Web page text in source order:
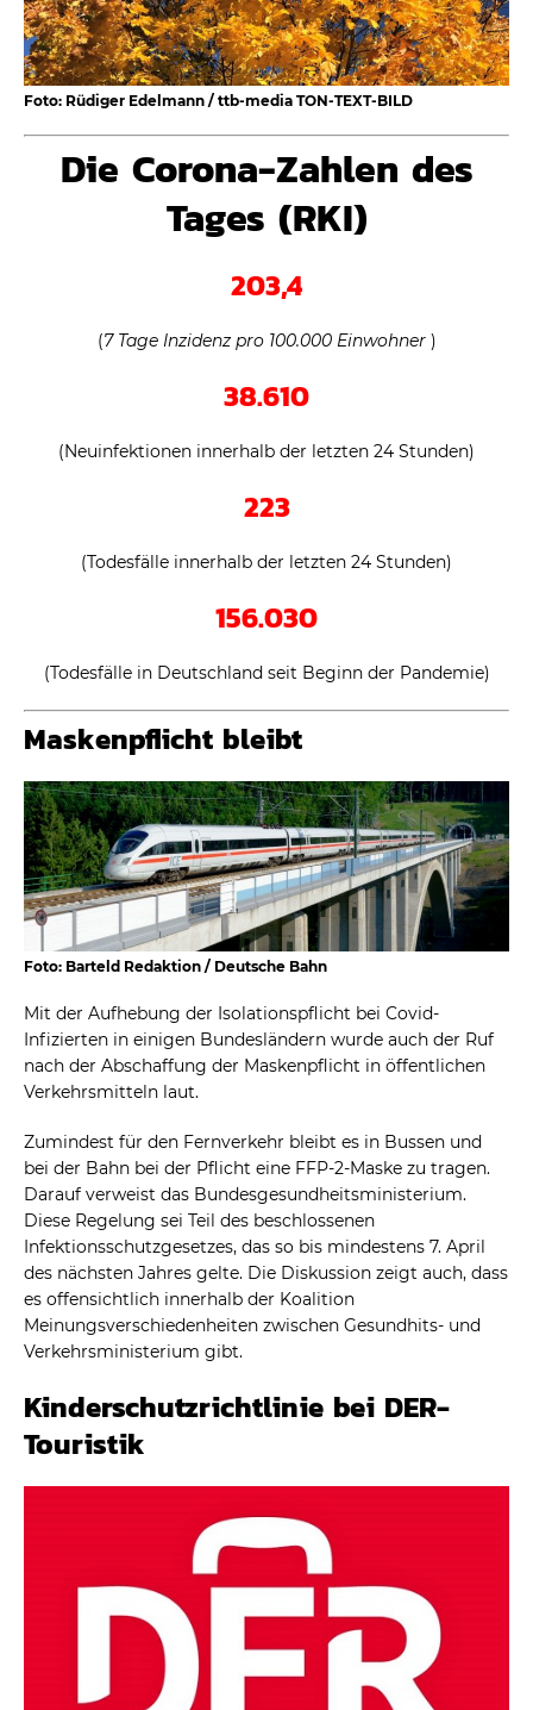
Foto: Rüdiger Edelmann / ttb-media TON-TEXT-BILD
Die Corona-Zahlen des
Tages (RKI)
203,4
(7 Tage Inzidenz pro 100.000 Einwohner )
38.610
(Neuinfektionen innerhalb der letzten 24 Stunden)
223
(Todesfälle innerhalb der letzten 24 Stunden)
156.030
(Todesfälle in Deutschland seit Beginn der Pandemie)
Maskenpflicht bleibt
Foto: Barteld Redaktion / Deutsche Bahn
Mit der Aufhebung der Isolationspflicht bei Covid-
Infizierten in einigen Bundesländern wurde auch der Ruf
nach der Abschaffung der Maskenpflicht in öffentlichen
Verkehrsmitteln laut.
Zumindest für den Fernverkehr bleibt es in Bussen und
bei der Bahn bei der Pflicht eine FFP-2-Maske zu tragen.
Darauf verweist das Bundesgesundheitsministerium.
Diese Regelung sei Teil des beschlossenen
Infektionsschutzgesetzes, das so bis mindestens 7. April
des nächsten Jahres gelte. Die Diskussion zeigt auch, dass
es offensichtlich innerhalb der Koalition
Meinungsverschiedenheiten zwischen Gesundhits- und
Verkehrsministerium gibt.
Kinderschutzrichtlinie bei DER-
Touristik